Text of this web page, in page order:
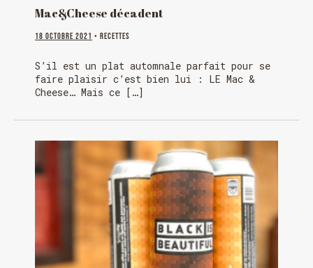
Mac&Cheese décadent
18 octobre 2021 • Recettes
S’il est un plat automnale parfait pour se
faire plaisir c’est bien lui : LE Mac &
Cheese… Mais ce […]